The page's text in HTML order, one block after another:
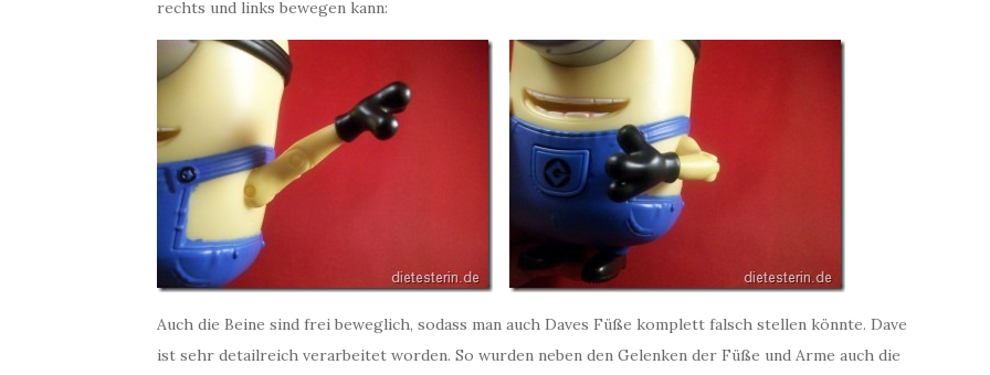
rechts und links bewegen kann:
Auch die Beine sind frei beweglich, sodass man auch Daves Füße komplett falsch stellen könnte. Dave
ist sehr detailreich verarbeitet worden. So wurden neben den Gelenken der Füße und Arme auch die